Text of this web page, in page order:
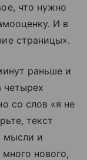
что нужно
И в
страницы».
раньше и
четырех
со слов «я не
текст
мысли и
нового,